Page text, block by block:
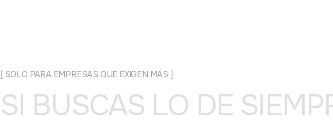
[ SOLO PARA EMPRESAS QUE EXIGEN MÁS ]
SI BUSCAS LO DE